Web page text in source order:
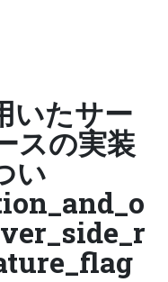
いたサー
スの実装
い